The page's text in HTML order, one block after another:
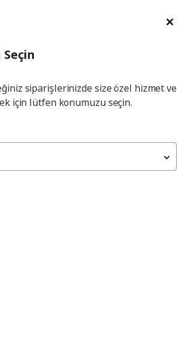
Hej! Üye Girişi / Üye Ol
Lütfen daha sonra yeniden deneyin.
siparişlerinizde size özel hizmet ve
için lütfen konumuzu seçin.